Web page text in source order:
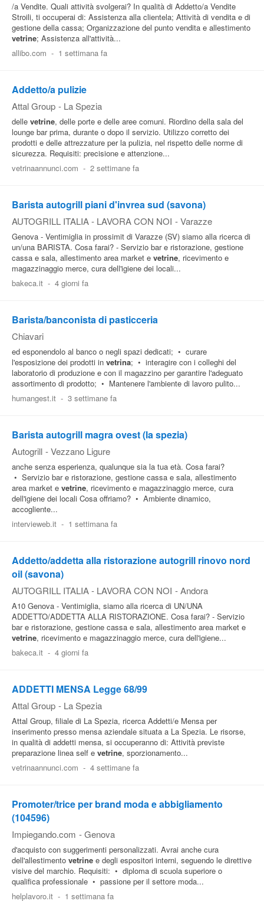
/a Vendite. Quali attività svolgerai? In qualità di Addetto/a Vendite
Stroili, ti occuperai di: Assistenza alla clientela; Attività di vendita e di
gestione della cassa; Organizzazione del punto vendita e allestimento
vetrine; Assistenza all'attività...
allibo.com - 1 settimana fa
Addetto/a pulizie
Attal Group - La Spezia
delle vetrine, delle porte e delle aree comuni. Riordino della sala del
lounge bar prima, durante o dopo il servizio. Utilizzo corretto dei
prodotti e delle attrezzature per la pulizia, nel rispetto delle norme di
sicurezza. Requisiti: precisione e attenzione...
vetrinaannunci.com - 2 settimane fa
Barista autogrill piani d'invrea sud (savona)
AUTOGRILL ITALIA - LAVORA CON NOI - Varazze
Genova - Ventimiglia in prossimit di Varazze (SV) siamo alla ricerca di
un/una BARISTA. Cosa farai? - Servizio bar e ristorazione, gestione
cassa e sala, allestimento area market e vetrine, ricevimento e
magazzinaggio merce, cura dell'igiene dei locali...
bakeca.it - 4 giorni fa
Barista/banconista di pasticceria
Chiavari
ed esponendolo al banco o negli spazi dedicati; • curare
l'esposizione dei prodotti in vetrina; • interagire con i colleghi del
laboratorio di produzione e con il magazzino per garantire l'adeguato
assortimento di prodotto; • Mantenere l'ambiente di lavoro pulito...
humangest.it - 3 settimane fa
Barista autogrill magra ovest (la spezia)
Autogrill - Vezzano Ligure
anche senza esperienza, qualunque sia la tua età. Cosa farai?
• Servizio bar e ristorazione, gestione cassa e sala, allestimento
area market e vetrine, ricevimento e magazzinaggio merce, cura
dell'igiene dei locali Cosa offriamo? • Ambiente dinamico,
accogliente...
intervieweb.it - 1 settimana fa
Addetto/addetta alla ristorazione autogrill rinovo nord
oil (savona)
AUTOGRILL ITALIA - LAVORA CON NOI - Andora
A10 Genova - Ventimiglia, siamo alla ricerca di UN/UNA
ADDETTO/ADDETTA ALLA RISTORAZIONE. Cosa farai? - Servizio
bar e ristorazione, gestione cassa e sala, allestimento area market e
vetrine, ricevimento e magazzinaggio merce, cura dell'igiene...
bakeca.it - 4 giorni fa
ADDETTI MENSA Legge 68/99
Attal Group - La Spezia
Attal Group, filiale di La Spezia, ricerca Addetti/e Mensa per
inserimento presso mensa aziendale situata a La Spezia. Le risorse,
in qualità di addetti mensa, si occuperanno di: Attività previste
preparazione linea self e vetrine, sporzionamento...
vetrinaannunci.com - 4 settimane fa
Promoter/trice per brand moda e abbigliamento
(104596)
Impiegando.com - Genova
d'acquisto con suggerimenti personalizzati. Avrai anche cura
dell'allestimento vetrine e degli espositori interni, seguendo le direttive
visive del marchio. Requisiti: • diploma di scuola superiore o
qualifica professionale • passione per il settore moda...
helplavoro.it - 1 settimana fa